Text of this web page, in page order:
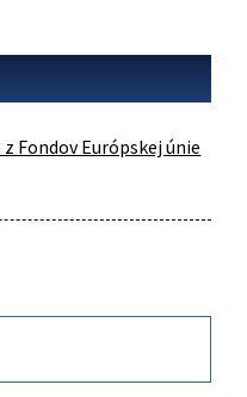
Fondov Európskej únie